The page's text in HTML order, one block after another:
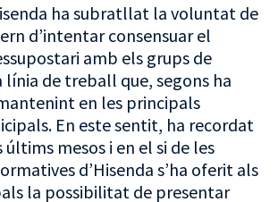
ha subratllat la voluntat de
d’intentar consensuar el
amb els grups de
línia de treball que, segons ha
en les principals
En este sentit, ha recordat
mesos i en el si de les
d’Hisenda s’ha oferit als
la possibilitat de presentar